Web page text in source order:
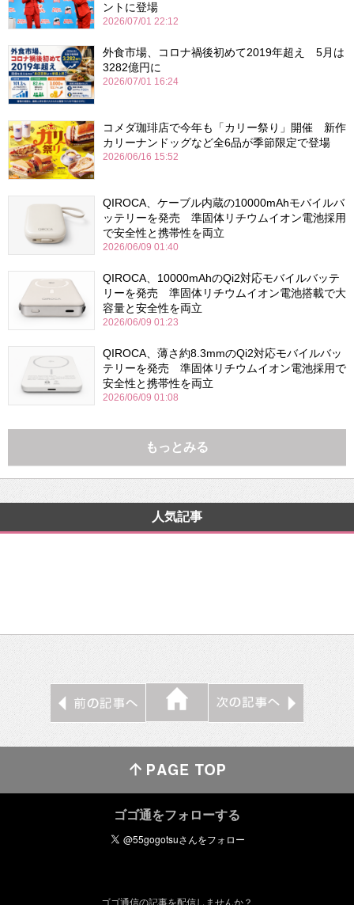
ントに登場
2026/07/01 22:12
外食市場、コロナ禍後初めて2019年超え 5月は
3282億円に
2026/07/01 16:24
コメダ珈琲店で今年も「カリー祭り」開催 新作
カリーナンドッグなど全6品が季節限定で登場
2026/06/16 15:52
QIROCA、ケーブル内蔵の10000mAhモバイルバ
ッテリーを発売 準固体リチウムイオン電池採用
で安全性と携帯性を両立
2026/06/09 01:40
QIROCA、10000mAhのQi2対応モバイルバッテ
リーを発売 準固体リチウムイオン電池搭載で大
容量と安全性を両立
2026/06/09 01:23
QIROCA、薄さ約8.3mmのQi2対応モバイルバッ
テリーを発売 準固体リチウムイオン電池採用で
安全性と携帯性を両立
2026/06/09 01:08
もっとみる
人気記事
ゴゴ通をフォローする
ゴゴ通信の記事を配信しませんか？